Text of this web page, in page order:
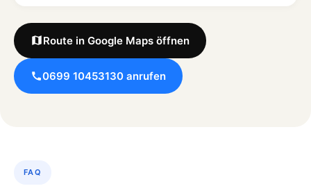
Route in Google Maps öffnen
0699 10453130 anrufen
FAQ